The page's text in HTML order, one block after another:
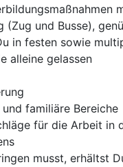
(Zug und Busse),
in festen sowie
alleine gelassen
familiäre Bereiche
für die Arbeit in
musst, erhältst